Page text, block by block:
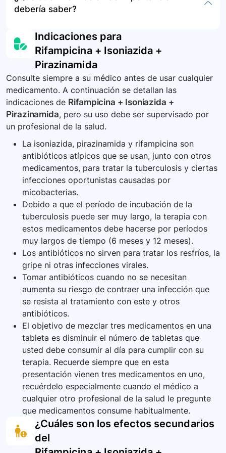
humedad y calor, y desecharlos siguiendo los
comunidad.
debería saber?
dosis de todos los medicamentos para asegurar
la efectividad del tratamiento contra la
tuberculosis, que generalmente debe tomarse
por 6 meses o más.
Indicaciones para
Rifampicina + Isoniazida +
Pirazinamida
Consulte siempre a su médico antes de usar cualquier
medicamento. A continuación se detallan las
indicaciones de Rifampicina + Isoniazida +
Pirazinamida, pero su uso debe ser supervisado por
un profesional de la salud.
La isoniazida, pirazinamida y rifampicina son
antibióticos atípicos que se usan, junto con otros
medicamentos, para tratar la tuberculosis y ciertas
infecciones oportunistas causadas por
micobacterias.
Debido a que el período de incubación de la
tuberculosis puede ser muy largo, la terapia con
estos medicamentos debe hacerse por períodos
muy largos de tiempo (6 meses y 12 meses).
Los antibióticos no sirven para tratar los resfríos, la
gripe ni otras infecciones virales.
Tomar antibióticos cuando no se necesitan
aumenta su riesgo de contraer una infección que
se resista al tratamiento con este y otros
antibióticos.
El objetivo de mezclar tres medicamentos en una
tableta es disminuir el número de tabletas que
usted debe consumir al día para cumplir con su
terapia. Recuerde siempre que en esta
presentación vienen tres medicamentos en uno,
recuérdelo especialmente cuando el médico a
cualquier otro profesional de la salud le pregunte
que medicamentos consume habitualmente.
¿Cuáles son los efectos secundarios
del